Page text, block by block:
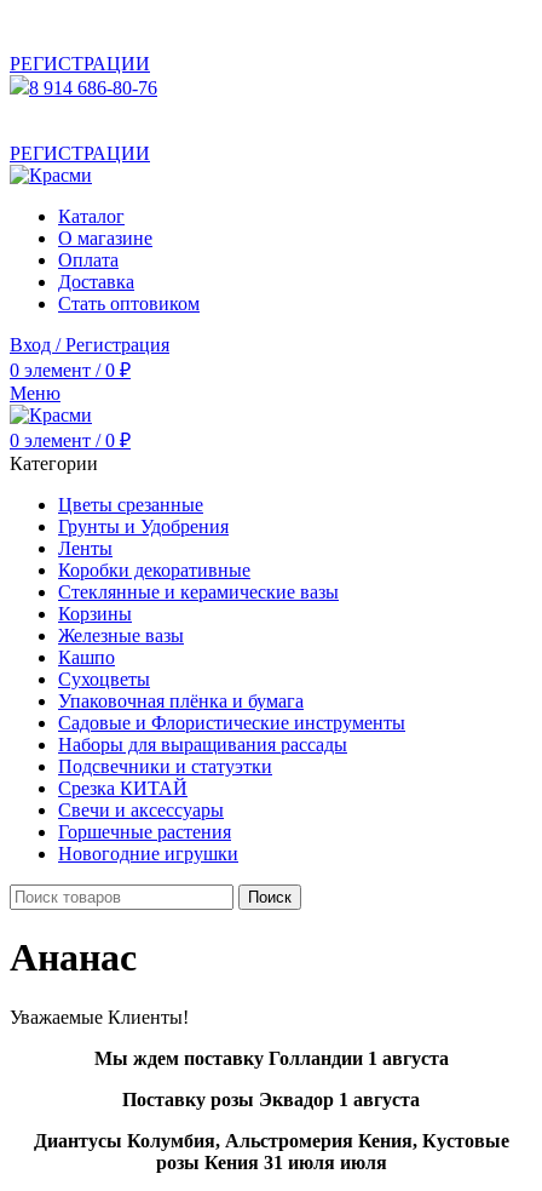
РЕГИСТРАЦИИ
8 914 686-80-76
РЕГИСТРАЦИИ
Каталог
О магазине
Оплата
Доставка
Стать оптовиком
Вход / Регистрация
0 элемент / 0 ₽
Меню
0 элемент / 0 ₽
Категории
Цветы срезанные
Грунты и Удобрения
Ленты
Коробки декоративные
Стеклянные и керамические вазы
Корзины
Железные вазы
Кашпо
Сухоцветы
Упаковочная плёнка и бумага
Садовые и Флористические инструменты
Наборы для выращивания рассады
Подсвечники и статуэтки
Срезка КИТАЙ
Свечи и аксессуары
Горшечные растения
Новогодние игрушки
Поиск
Ананас
Уважаемые Клиенты!
Мы ждем поставку Голландии 1 августа
Поставку розы Эквадор 1 августа
Диантусы Колумбия, Альстромерия Кения, Кустовые
розы Кения 31 июля июля